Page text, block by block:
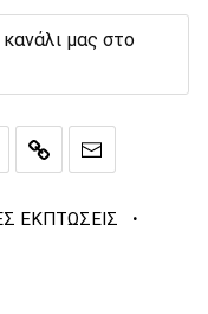
μας στο
ΕΚΠΤΩΣΕΙΣ ·